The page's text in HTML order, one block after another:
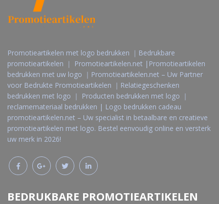
Promotieartikelen met logo bedrukken ｜Bedrukbare
promotieartikelen ｜ Promotieartikelen.net |Promotieartikelen
bedrukken met uw logo ｜Promotieartikelen.net – Uw Partner
voor Bedrukte Promotieartikelen ｜Relatiegeschenken
bedrukken met logo ｜ Producten bedrukken met logo ｜
reclamemateriaal bedrukken | Logo bedrukken cadeau
promotieartikelen.net – Uw specialist in betaalbare en creatieve
promotieartikelen met logo. Bestel eenvoudig online en versterk
uw merk in 2026!
BEDRUKBARE PROMOTIEARTIKELEN